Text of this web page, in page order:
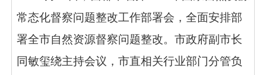
常态化督察问题整改工作部署会 ，全面安排部
署全市自然资源督察问题整改。市政府副市长
同敏玺绕主持会议，市直相关行业部门分管负